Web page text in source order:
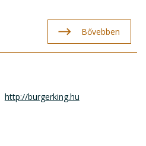
Bővebben
http://burgerking.hu